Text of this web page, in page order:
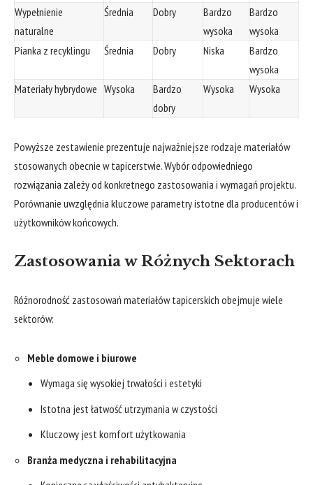
Wypełnienie
naturalne
Średnia Dobry
Bardzo
wysoka
Bardzo
wysoka
Pianka z recyklingu
Średnia Dobry Niska
Bardzo
wysoka
Materiały hybrydowe Wysoka
Bardzo
dobry
Wysoka Wysoka
Powyższe zestawienie prezentuje najważniejsze rodzaje materiałów
stosowanych obecnie w tapicerstwie. Wybór odpowiedniego
rozwiązania zależy od konkretnego zastosowania i wymagań projektu.
Porównanie uwzględnia kluczowe parametry istotne dla producentów i
użytkowników końcowych.
Zastosowania w Różnych Sektorach
Różnorodność zastosowań materiałów tapicerskich obejmuje wiele
sektorów:
Meble domowe i biurowe
Wymaga się wysokiej trwałości i estetyki
Istotna jest łatwość utrzymania w czystości
Kluczowy jest komfort użytkowania
Branża medyczna i rehabilitacyjna